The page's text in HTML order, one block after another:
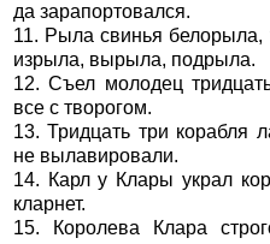
да зарапортовался.
11. Рыла свинья
изрыла, вырыла, подрыла.
12. Съел молодец
все с творогом.
13. Тридцать три корабля
не вылавировали.
14. Карл у Клары украл
кларнет.
15. Королева Клара